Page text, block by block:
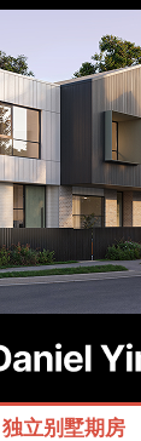
立别墅期房